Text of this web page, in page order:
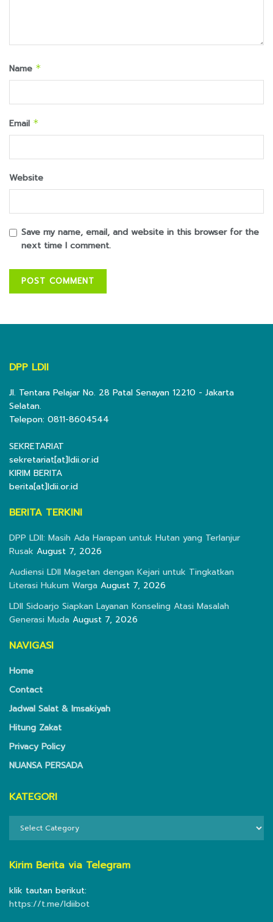
Name *
Email *
Website
Save my name, email, and website in this browser for the
next time I comment.
DPP LDII
Jl. Tentara Pelajar No. 28 Patal Senayan 12210 - Jakarta
Selatan.
Telepon: 0811-8604544
SEKRETARIAT
sekretariat[at]ldii.or.id
KIRIM BERITA
berita[at]ldii.or.id
BERITA TERKINI
DPP LDII: Masih Ada Harapan untuk Hutan yang Terlanjur
Rusak August 7, 2026
Audiensi LDII Magetan dengan Kejari untuk Tingkatkan
Literasi Hukum Warga August 7, 2026
LDII Sidoarjo Siapkan Layanan Konseling Atasi Masalah
Generasi Muda August 7, 2026
NAVIGASI
Home
Contact
Jadwal Salat & Imsakiyah
Hitung Zakat
Privacy Policy
NUANSA PERSADA
KATEGORI
KATEGORI
Kirim Berita via Telegram
klik tautan berikut:
https://t.me/ldiibot